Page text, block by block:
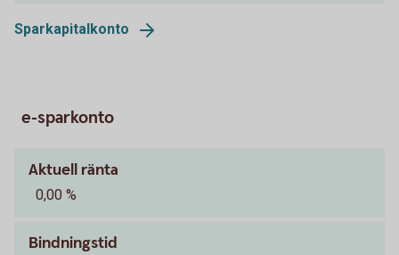
Sparkapitalkonto
e-sparkonto
Aktuell ränta
0,00 %
Bindningstid